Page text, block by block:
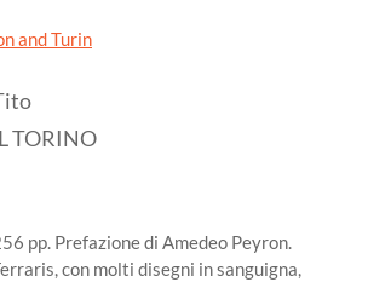
and Turin
TORINO
pp. Prefazione di Amedeo Peyron.
con molti disegni in sanguigna,